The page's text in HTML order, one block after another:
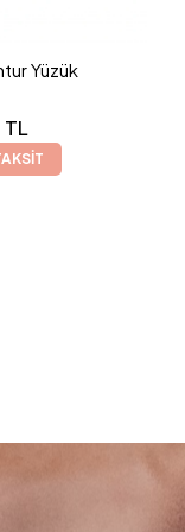
Yüzük